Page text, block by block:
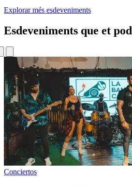
Explorar més esdeveniments
Esdeveniments que et
Conciertos